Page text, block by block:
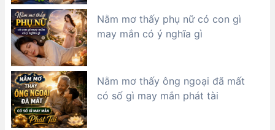
Nằm mơ thấy phụ nữ có con gì
may mắn có ý nghĩa gì
Nằm mơ thấy ông ngoại đã mất
có số gì may mắn phát tài